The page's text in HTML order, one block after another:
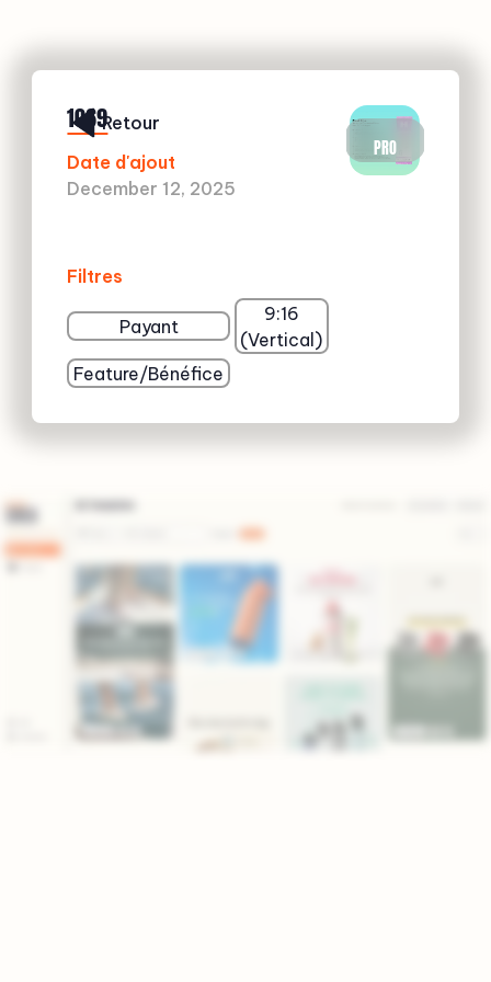
1069
Date d'ajout
December 12, 2025
Filtres
Payant
9:16
(Vertical)
Feature/Bénéfice
PRO
Retour